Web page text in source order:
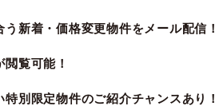
う新着・価格変更物件をメール配信！
覧可能！
特別限定物件のご紹介チャンスあり！